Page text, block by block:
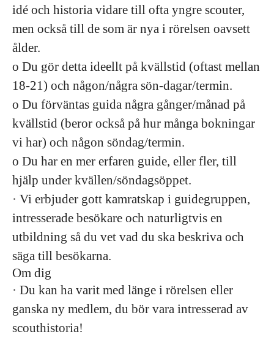
idé och historia vidare till ofta yngre scouter,
men också till de som är nya i rörelsen oavsett
ålder.
o Du gör detta ideellt på kvällstid (oftast mellan
18-21) och någon/några sön-dagar/termin.
o Du förväntas guida några gånger/månad på
kvällstid (beror också på hur många bokningar
vi har) och någon söndag/termin.
o Du har en mer erfaren guide, eller fler, till
hjälp under kvällen/söndagsöppet.
· Vi erbjuder gott kamratskap i guidegruppen,
intresserade besökare och naturligtvis en
utbildning så du vet vad du ska beskriva och
säga till besökarna.
Om dig
· Du kan ha varit med länge i rörelsen eller
ganska ny medlem, du bör vara intresserad av
scouthistoria!